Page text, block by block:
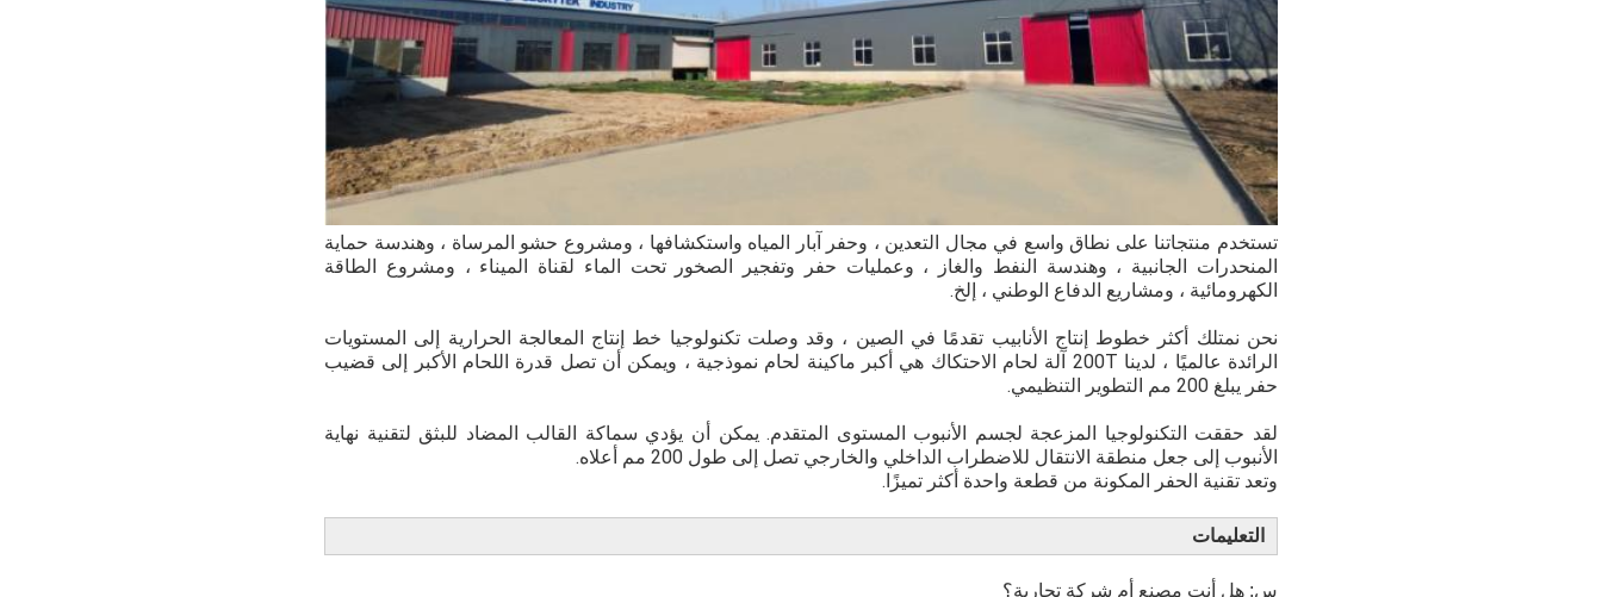
تستخدم منتجاتنا على نطاق واسع في مجال التعدين ، وحفر آبار المياه واستكشافها ، ومشروع حشو المرساة ، وهندسة حماية
المنحدرات الجانبية ، وهندسة النفط والغاز ، وعمليات حفر وتفجير الصخور تحت الماء لقناة الميناء ، ومشروع الطاقة
الكهرومائية ، ومشاريع الدفاع الوطني ، إلخ.
نحن نمتلك أكثر خطوط إنتاج الأنابيب تقدمًا في الصين ، وقد وصلت تكنولوجيا خط إنتاج المعالجة الحرارية إلى المستويات
الرائدة عالميًا ، لدينا 200T آلة لحام الاحتكاك هي أكبر ماكينة لحام نموذجية ، ويمكن أن تصل قدرة اللحام الأكبر إلى قضيب
حفر يبلغ 200 مم التطوير التنظيمي.
لقد حققت التكنولوجيا المزعجة لجسم الأنبوب المستوى المتقدم. يمكن أن يؤدي سماكة القالب المضاد للبثق لتقنية نهاية
الأنبوب إلى جعل منطقة الانتقال للاضطراب الداخلي والخارجي تصل إلى طول 200 مم أعلاه.
وتعد تقنية الحفر المكونة من قطعة واحدة أكثر تميزًا.
التعليمات
س: هل أنت مصنع أم شركة تجارية؟